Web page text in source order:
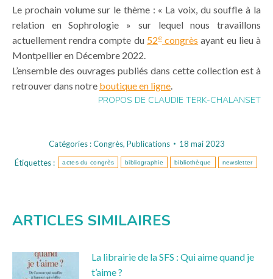
Le prochain volume sur le thème : « La voix, du souffle à la
relation en Sophrologie » sur lequel nous travaillons
actuellement rendra compte du 52econgrès ayant eu lieu à
Montpellier en Décembre 2022.
L’ensemble des ouvrages publiés dans cette collection est à
retrouver dans notre boutique en ligne.
PROPOS DE CLAUDIE TERK-CHALANSET
Catégories :Congrès, Publications
18 mai 2023
Étiquettes :
actes du congrès bibliographie bibliothèque newsletter
ARTICLES SIMILAIRES
La librairie de la SFS : Qui aime quand je
t’aime ?